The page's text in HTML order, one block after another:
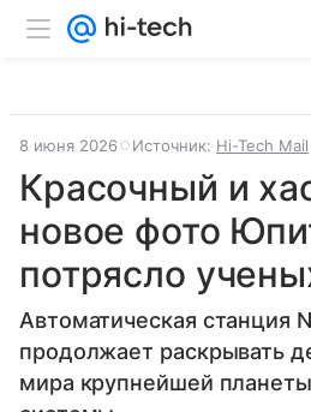
8 июня 2026 Источник: Hi-Tech Mail
Красочный и
новое фото
потрясло
Автоматическая станция
продолжает раскрывать
мира крупнейшей